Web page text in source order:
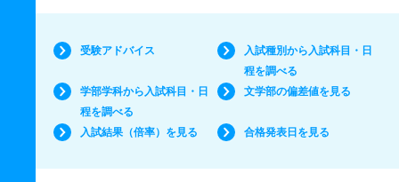
受験アドバイス
入試種別から入試科目・日
程を調べる
学部学科から入試科目・日
程を調べる
文学部の偏差値を見る
入試結果（倍率）を見る 合格発表日を見る